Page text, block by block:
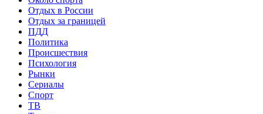
Отдых в России
Отдых за границей
ПДД
Политика
Происшествия
Психология
Рынки
Сериалы
Спорт
ТВ